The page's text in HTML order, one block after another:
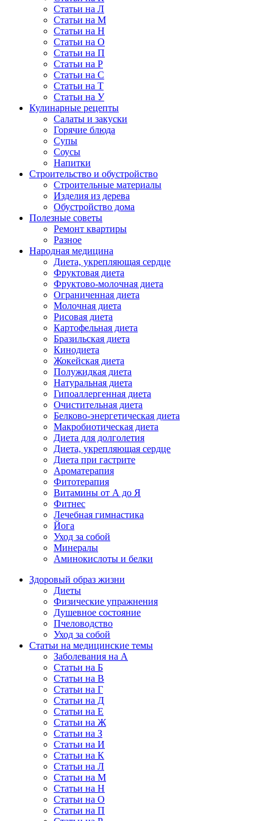
Статьи на Л
Статьи на М
Статьи на Н
Статьи на О
Статьи на П
Статьи на Р
Статьи на С
Статьи на Т
Статьи на У
Кулинарные рецепты
Салаты и закуски
Горячие блюда
Супы
Соусы
Напитки
Строительство и обустройство
Строительные материалы
Изделия из дерева
Обустройство дома
Полезные советы
Ремонт квартиры
Разное
Народная медицина
Диета, укрепляющая сердце
Фруктовая диета
Фруктово-молочная диета
Ограниченная диета
Молочная диета
Рисовая диета
Картофельная диета
Бразильская диета
Кинодиета
Жокейская диета
Полужидкая диета
Натуральная диета
Гипоаллергенная диета
Очистительная диета
Белково-энергетическая диета
Макробиотическая диета
Диета для долголетия
Диета, укрепляющая сердце
Диета при гастрите
Ароматерапия
Фитотерапия
Витамины от А до Я
Фитнес
Лечебная гимнастика
Йога
Уход за собой
Минералы
Аминокислоты и белки
Здоровый образ жизни
Диеты
Физические упражнения
Душевное состояние
Пчеловодство
Уход за собой
Статьи на медицинские темы
Заболевания на А
Статьи на Б
Статьи на В
Статьи на Г
Статьи на Д
Статьи на Е
Статьи на Ж
Статьи на З
Статьи на И
Статьи на К
Статьи на Л
Статьи на М
Статьи на Н
Статьи на О
Статьи на П